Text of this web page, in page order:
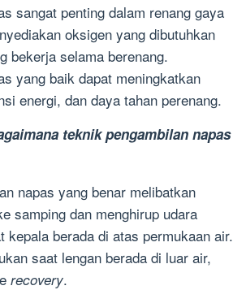
sangat penting dalam renang gaya
oksigen yang dibutuhkan
bekerja selama berenang.
yang baik dapat meningkatkan
energi, dan daya tahan perenang.
teknik pengambilan napas
napas yang benar melibatkan
samping dan menghirup udara
kepala berada di atas permukaan air.
saat lengan berada di luar air,
recovery.